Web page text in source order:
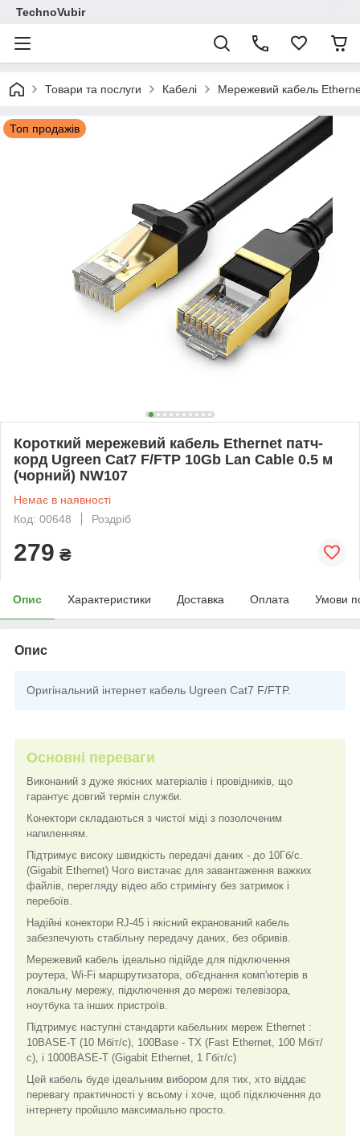
TechnoVubir
Товари та послуги Кабелі Мережевий кабель
Топ продажів
Короткий мережевий кабель Ethernet патч-
корд Ugreen Cat7 F/FTP 10Gb Lan Cable 0.5 м
(чорний) NW107
Немає в наявності
Код: 00648
Роздріб
279 ₴
Опис Характеристики Доставка Оплата Умови
Опис
Оригінальний інтернет кабель Ugreen Cat7 F/FTP.
Основні переваги
Виконаний з дуже якісних матеріалів і провідників, що
гарантує довгий термін служби.
Конектори складаються з чистої міді з позолоченим
напиленням.
Підтримує високу швидкість передачі даних - до 10Гб/с.
(Gigabit Ethernet) Чого вистачає для завантаження важких
файлів, перегляду відео або стримінгу без затримок і
перебоїв.
Надійні конектори RJ-45 і якісний екранований кабель
забезпечують стабільну передачу даних, без обривів.
Мережевий кабель ідеально підійде для підключення
роутера, Wi-Fi маршрутизатора, об'єднання комп'ютерів в
локальну мережу, підключення до мережі телевізора,
ноутбука та інших пристроїв.
Підтримує наступні стандарти кабельних мереж Ethernet :
10BASE-T (10 Мбіт/с), 100Base - TX (Fast Ethernet, 100 Мбіт/
с), і 1000BASE-T (Gigabit Ethernet, 1 Гбіт/с)
Цей кабель буде ідеальним вибором для тих, хто віддає
перевагу практичності у всьому і хоче, щоб підключення до
інтернету пройшло максимально просто.